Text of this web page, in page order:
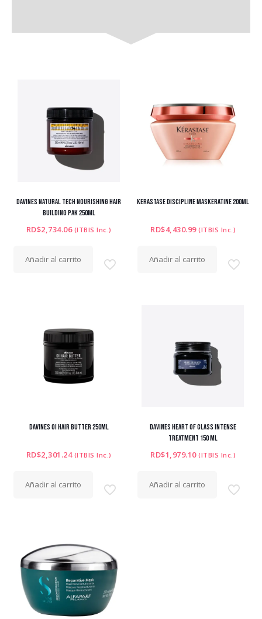
DAVINES NATURAL TECH NOURISHING HAIR
BUILDING PAK 250ML
RD$2,734.06 (ITBIS Inc.)
Añadir al carrito
KERASTASE DISCIPLINE MASKERATINE 200ML
RD$4,430.99 (ITBIS Inc.)
Añadir al carrito
DAVINES OI HAIR BUTTER 250ML
RD$2,301.24 (ITBIS Inc.)
Añadir al carrito
DAVINES HEART OF GLASS INTENSE
TREATMENT 150 ML
RD$1,979.10 (ITBIS Inc.)
Añadir al carrito